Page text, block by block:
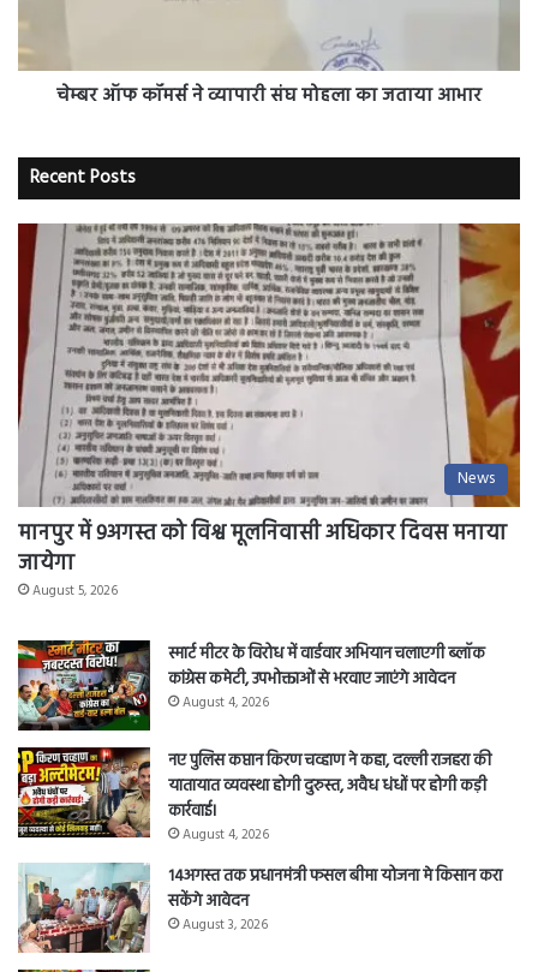
मोहला
का
जताया
आभारचेम्बर ऑफ कॉमर्स ने व्यापारी संघ मोहला का जताया आभार
Recent Posts
News
मानपुर में 9अगस्त को विश्व मूलनिवासी अधिकार दिवस मनाया
जायेगा
August 5, 2026
स्मार्ट मीटर के विरोध में वार्डवार अभियान चलाएगी ब्लॉक
कांग्रेस कमेटी, उपभोक्ताओं से भरवाए जाएंगे आवेदन
August 4, 2026
नए पुलिस कप्तान किरण चव्हाण ने कहा, दल्ली राजहरा की
यातायात व्यवस्था होगी दुरुस्त, अवैध धंधों पर होगी कड़ी
कार्रवाई।
August 4, 2026
14अगस्त तक प्रधानमंत्री फसल बीमा योजना मे किसान करा
सकेंगे आवेदन
August 3, 2026